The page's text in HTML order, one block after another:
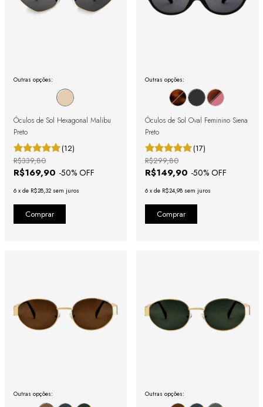
Outras opções:
Óculos de Sol Hexagonal Malibu
Preto
(12)
R$169,90 -50% OFF
R$339,80
6 x de R$28,32 sem juros
Outras opções:
Óculos de Sol Oval Feminino Siena
Preto
(17)
R$149,90 -50% OFF
R$299,80
6 x de R$24,98 sem juros
Outras opções: Outras opções: